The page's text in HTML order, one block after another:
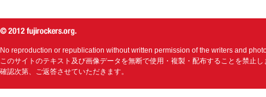
No reproduction or republication without written permission of the writers and
このサイトのテキスト及び画像データを無断で使用・複製・配布することを禁止
確認次第、ご返答させていただきます。